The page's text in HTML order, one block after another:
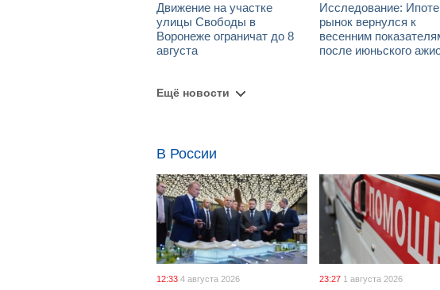
Движение на участке
улицы Свободы в
Воронеже ограничат до 8
августа
Исследование:
рынок вернулся к
весенним
после июньского
Ещё новости
В России
12:33 4 августа 2026 23:27 1 августа 2026